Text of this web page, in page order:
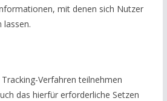
mit denen sich Nutzer
lassen.
Verfahren teilnehmen
das hierfür erforderliche Setzen